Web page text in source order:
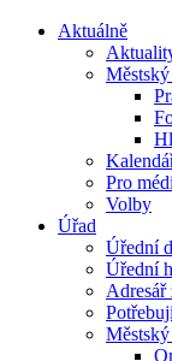
Aktuálně
Pro
Volby
Úřad
Úřední
Úřední
Adresář